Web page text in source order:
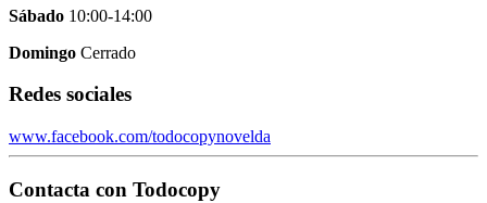
Sábado 10:00-14:00
Domingo Cerrado
Redes sociales
www.facebook.com/todocopynovelda
Contacta con Todocopy